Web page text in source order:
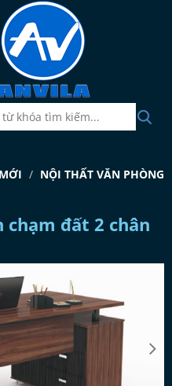
NỘI THẤT VĂN PHÒNG
chạm đất 2 chân